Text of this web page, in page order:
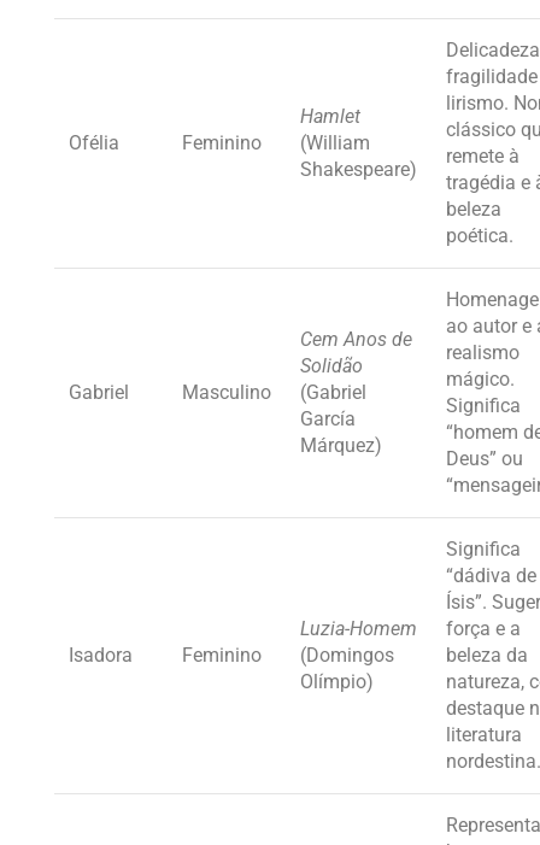
Ofélia Feminino
Hamlet
(William
Shakespeare)
fragilidade
lirismo.
clássico
remete à
tragédia e
beleza
poética.
Gabriel Masculino
Cem Anos de
Solidão
(Gabriel
García
Márquez)
ao autor e
realismo
mágico.
Significa
“homem
Deus” ou
Isadora Feminino
Luzia-Homem
(Domingos
Olímpio)
Significa
“dádiva de
Ísis”.
força e a
beleza da
natureza,
destaque
literatura
nordestina.